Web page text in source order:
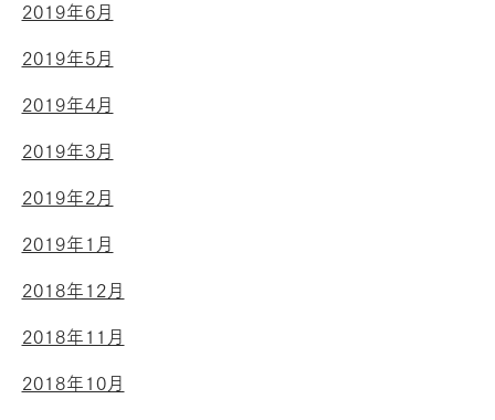
2019年6月
2019年5月
2019年4月
2019年3月
2019年2月
2019年1月
2018年12月
2018年11月
2018年10月